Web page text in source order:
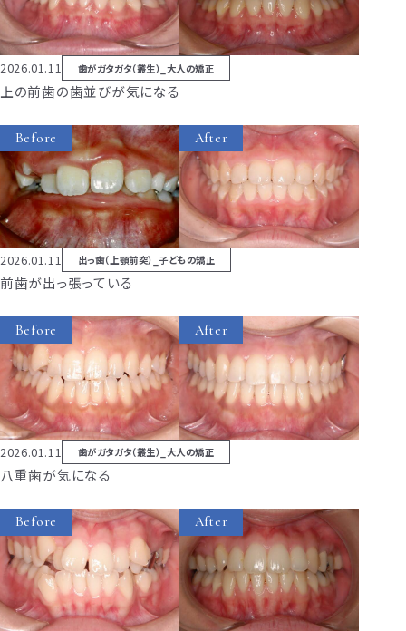
2026.01.11 歯がガタガタ（叢生）_大人の矯正
上の前歯の歯並びが気になる
Before After
2026.01.11 出っ歯（上顎前突）_子どもの矯正
前歯が出っ張っている
Before After
2026.01.11 歯がガタガタ（叢生）_大人の矯正
八重歯が気になる
Before After